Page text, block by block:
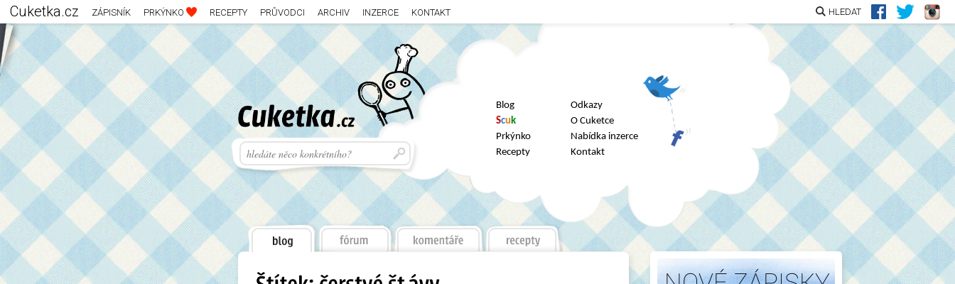
Cuketka.cz ZÁPISNÍK PRKÝNKO RECEPTY PRŮVODCI ARCHIV INZERCE KONTAKT HLEDAT
Blog
Scuk
Prkýnko
Recepty
Odkazy
O Cuketce
Nabídka inzerce
Kontakt